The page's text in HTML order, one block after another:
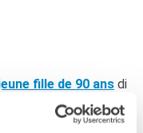
fille de 90 ans di
preceduta da un